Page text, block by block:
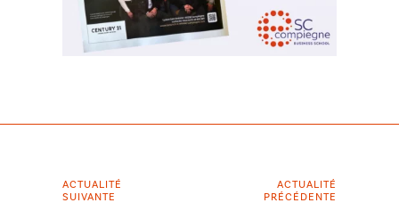
ACTUALITÉ
SUIVANTE
ACTUALITÉ
PRÉCÉDENTE